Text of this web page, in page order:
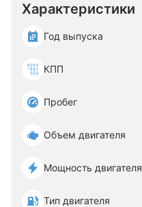
Характеристики
Год выпуска
КПП
Пробег
Объем двигателя
Мощность двигателя
Тип двигателя